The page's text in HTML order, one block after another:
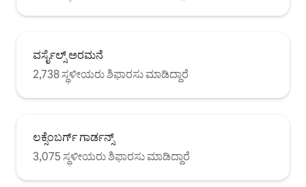
ವರ್ಸೈಲ್ಸ್ ಅರಮನೆ
2,738 ಸ್ಥಳೀಯರು ಶಿಫಾರಸು ಮಾಡಿದ್ದಾರೆ
ಲಕ್ಸೆಂಬರ್ಗ್ ಗಾರ್ಡನ್ಸ್
3,075 ಸ್ಥಳೀಯರು ಶಿಫಾರಸು ಮಾಡಿದ್ದಾರೆ